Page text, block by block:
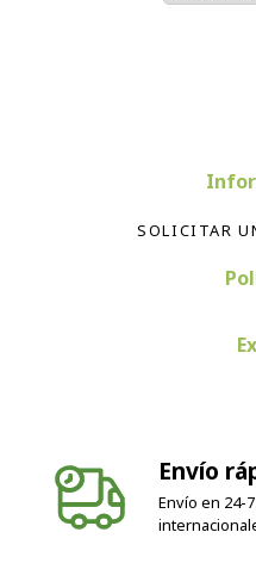
SOLICITAR
Envío